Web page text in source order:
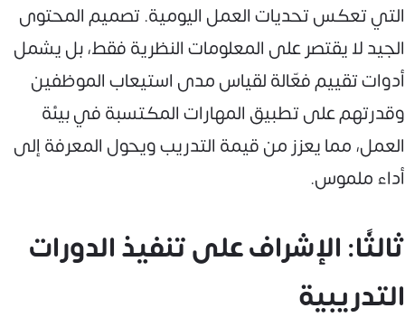
التي تعكس تحديات العمل اليومية. تصميم المحتوى
الجيد لا يقتصر على المعلومات النظرية فقط، بل يشمل
أدوات تقييم فعّالة لقياس مدى استيعاب الموظفين
وقدرتهم على تطبيق المهارات المكتسبة في بيئة
العمل، مما يعزز من قيمة التدريب ويحول المعرفة إلى
أداء ملموس.
ثالثًا: الإشراف على تنفيذ الدورات
التدريبية